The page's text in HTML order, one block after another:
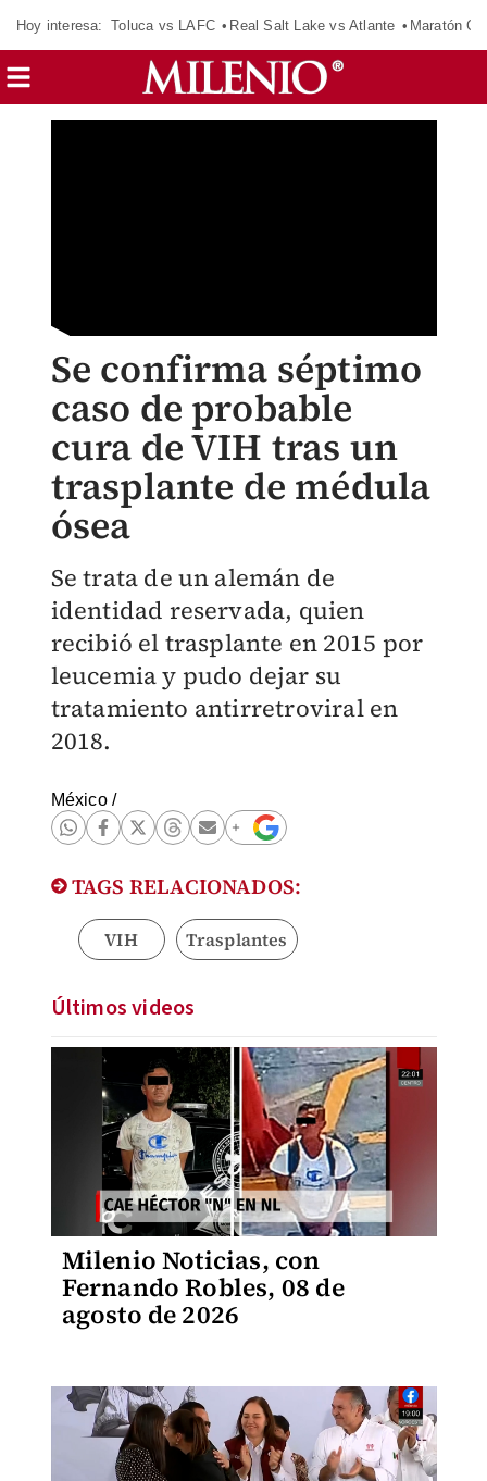
Hoy interesa: Toluca vs LAFC Real Salt Lake vs Atlante Maratón
Se confirma séptimo
caso de probable
cura de VIH tras un
trasplante de médula
ósea
Se trata de un alemán de
identidad reservada, quien
recibió el trasplante en 2015 por
leucemia y pudo dejar su
tratamiento antirretroviral en
2018.
México/
TAGS RELACIONADOS:
VIH Trasplantes
Últimos videos
Milenio Noticias, con
Fernando Robles, 08 de
agosto de 2026